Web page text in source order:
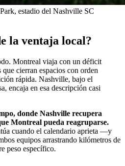
estadio del Nashville SC
la ventaja local?
Montreal viaja con un déficit
cierran espacios con orden
rápida. Nashville, bajo el
encaja en esa descripción casi
donde Nashville recupera
Montreal pueda reagruparse.
cuando el calendario aprieta —y
equipos arrastrando kilómetros de
peso específico.